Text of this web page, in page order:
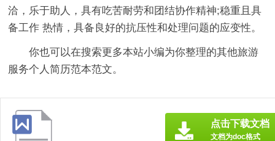
洽，乐于助人，具有吃苦耐劳和团结协作精神;稳重且具
备工作 热情，具备良好的抗压性和处理问题的应变性。
你也可以在搜索更多本站小编为你整理的其他旅游
服务个人简历范本范文。
点击下载文档
文档为doc格式